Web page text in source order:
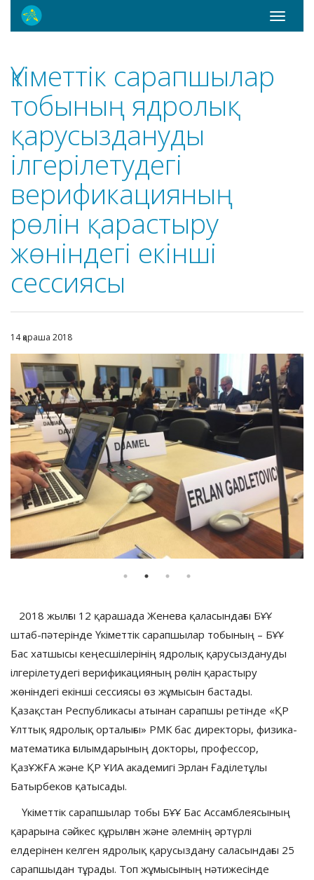
Toggle
Үкіметтік сарапшылар
тобының ядролық
қарусыздануды
ілгерілетудегі
верификацияның
рөлін қарастыру
жөніндегі екінші
сессиясы
14 қараша 2018
2018 жылғы 12 қарашада Женева қаласындағы БҰҰ
штаб-пәтерінде Үкіметтік сарапшылар тобының – БҰҰ
Бас хатшысы кеңесшілерінің ядролық қарусыздануды
ілгерілетудегі верификацияның рөлін қарастыру
жөніндегі екінші сессиясы өз жұмысын бастады.
Қазақстан Республикасы атынан сарапшы ретінде «ҚР
Ұлттық ядролық орталығы» РМК бас директоры, физика-
математика ғылымдарының докторы, профессор,
ҚазҰЖҒА және ҚР ҰИА академигі Эрлан Ғаділетұлы
Батырбеков қатысады.
Үкіметтік сарапшылар тобы БҰҰ Бас Ассамблеясының
қарарына сәйкес құрылған және әлемнің әртүрлі
елдерінен келген ядролық қарусыздану саласындағы 25
сарапшыдан тұрады. Топ жұмысының нәтижесінде